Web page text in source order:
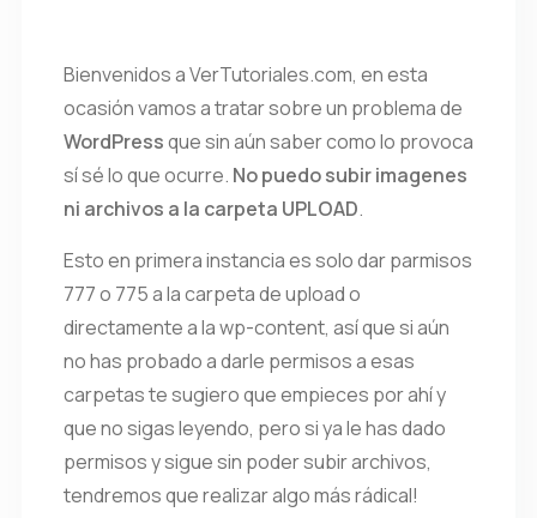
Bienvenidos a VerTutoriales.com, en esta
ocasión vamos a tratar sobre un problema de
WordPressque sin aún saber como lo provoca
sí sé lo que ocurre. No puedo subir imagenes
ni archivos a la carpeta UPLOAD.
Esto en primera instancia es solo dar parmisos
777 o 775 a la carpeta de upload o
directamente a la wp-content, así que si aún
no has probado a darle permisos a esas
carpetas te sugiero que empieces por ahí y
que no sigas leyendo, pero si ya le has dado
permisos y sigue sin poder subir archivos,
tendremos que realizar algo más rádical!